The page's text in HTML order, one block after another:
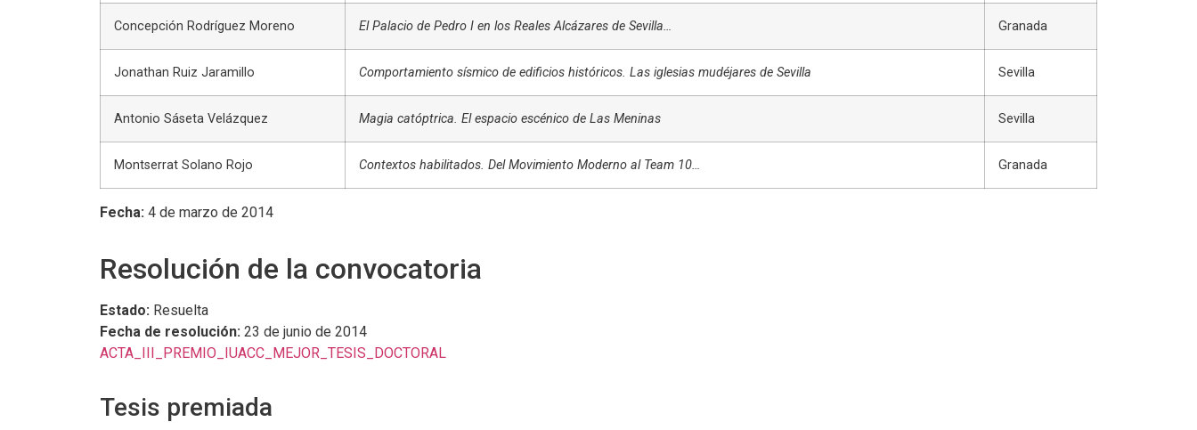
Concepción Rodríguez Moreno El Palacio de Pedro I en los Reales Alcázares de Sevilla… Granada
Jonathan Ruiz Jaramillo Comportamiento sísmico de edificios históricos. Las iglesias mudéjares de Sevilla Sevilla
Antonio Sáseta Velázquez Magia catóptrica. El espacio escénico de Las Meninas Sevilla
Montserrat Solano Rojo Contextos habilitados. Del Movimiento Moderno al Team 10… Granada
Fecha: 4 de marzo de 2014
Resolución de la convocatoria
Estado: Resuelta
Fecha de resolución: 23 de junio de 2014
ACTA_III_PREMIO_IUACC_MEJOR_TESIS_DOCTORAL
Tesis premiada